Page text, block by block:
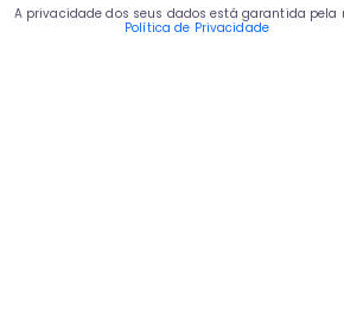
A privacidade dos seus dados está garantida pela
Política de Privacidade